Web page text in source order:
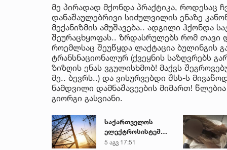
მე პირადად მქონდა პრაქტიკა, როდესაც
დანაშაულებრივი სიძულვილის ენაზე
მექანიზმის ამუშავება.. ადგილი ჰქონდა
შეურაცხყოფას.. ზრდასრულებს რომ თავი
როემლსაც შეუწყდა ლაქტაცია ბულინგის
ტრანსნაციონალურ (ქვეყნის საზღვრებს
ზიზღის ენას ვგულისხმობ! მაქვს
მე.. ბევრს..) და ვისურვებდი შსს-ს
ნამდვილი დამნაშავეების მიმართ!
გიორგი გასვიანი.
საქართველოს
ელექტროსისტემა
სპეციალურ
5 აგვ 17:51